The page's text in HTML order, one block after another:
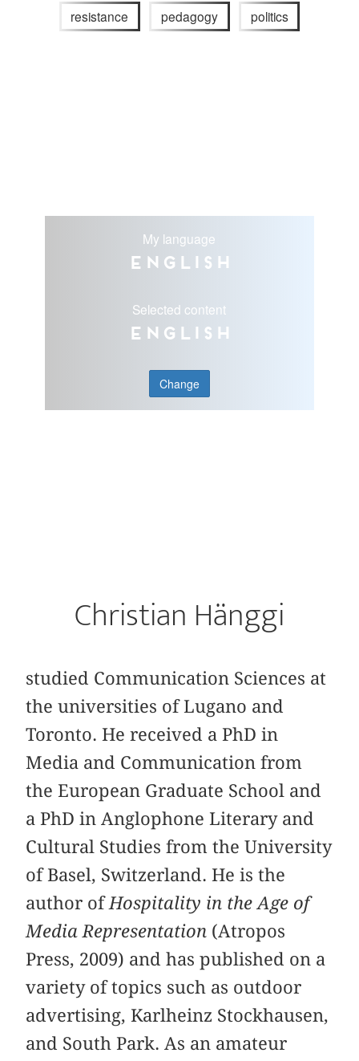
resistance pedagogy politics
My language
English
Selected content
English
Change
Christian Hänggi
studied Communication Sciences at
the universities of Lugano and
Toronto. He received a PhD in
Media and Communication from
the European Graduate School and
a PhD in Anglophone Literary and
Cultural Studies from the University
of Basel, Switzerland. He is the
author ofHospitality in the Age of
Media Representation (Atropos
Press, 2009) and has published on a
variety of topics such as outdoor
advertising, Karlheinz Stockhausen,
and South Park. As an amateur